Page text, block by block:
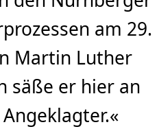
am 29.
Martin Luther
säße er hier an